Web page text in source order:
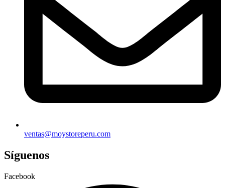
ventas@moystoreperu.com
Síguenos
Facebook